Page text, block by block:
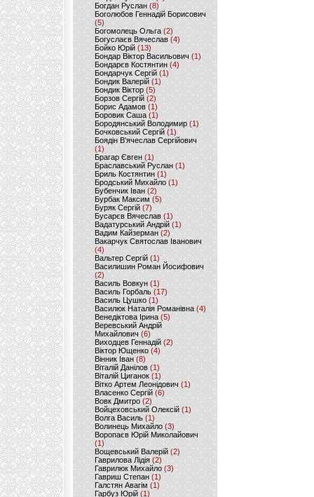
Богдан Руслан(8)
Боголюбов Геннадій Борисович
(5)
Богомолець Ольга (2)
Богуслаєв Вячеслав (4)
Бойко Юрій (13)
Бондар Віктор Васильович (1)
Бондарєв Костянтин (4)
Бондарчук Сергій(1)
Бондик Валерій (1)
Бондик Віктор(5)
Борзов Сергiй (2)
Борис Адамов(1)
Боровик Саша (1)
Бородянський Володимир (1)
Бочковський Сергій (1)
Боядін В'ячеслав Сергійович
(1)
Брагар Євген (1)
Браславський Руслан (1)
Бриль Костянтин (1)
Бродський Михайло (1)
Бубенчик Іван(2)
Бурбак Максим (5)
Буряк Сергій (7)
Бусарєв Вячеслав (1)
Вадатурський Андрій (1)
Вадим Кайзерман (2)
Вакарчук Святослав Іванович
(4)
Вальтер Сергій (1)
Василишин Роман Йосифович
(2)
Василь Вовкун (1)
Василь Горбаль (17)
Василь Цушко (1)
Василюк Наталія Романівна (4)
Венедіктова Ірина(5)
Веревський Андрій
Михайлович (6)
Виходцев Геннадій (2)
Віктор Ющенко (4)
Вінник Іван (8)
Віталій Данілов (1)
Віталій Циганок (1)
Вітко Артем Леонідович(1)
Власенко Сергій (6)
Вовк Дмитро(2)
Войцеховський Олексій(1)
Волга Василь (1)
Волинець Михайло (3)
Воропаєв Юрій Миколайович
(1)
Вощевський Валерій(2)
Гаврилова Лідія (2)
Гаврилюк Михайло (3)
Гавриш Степан (1)
Галстян Авагім (1)
Гарбуз Юрій (1)